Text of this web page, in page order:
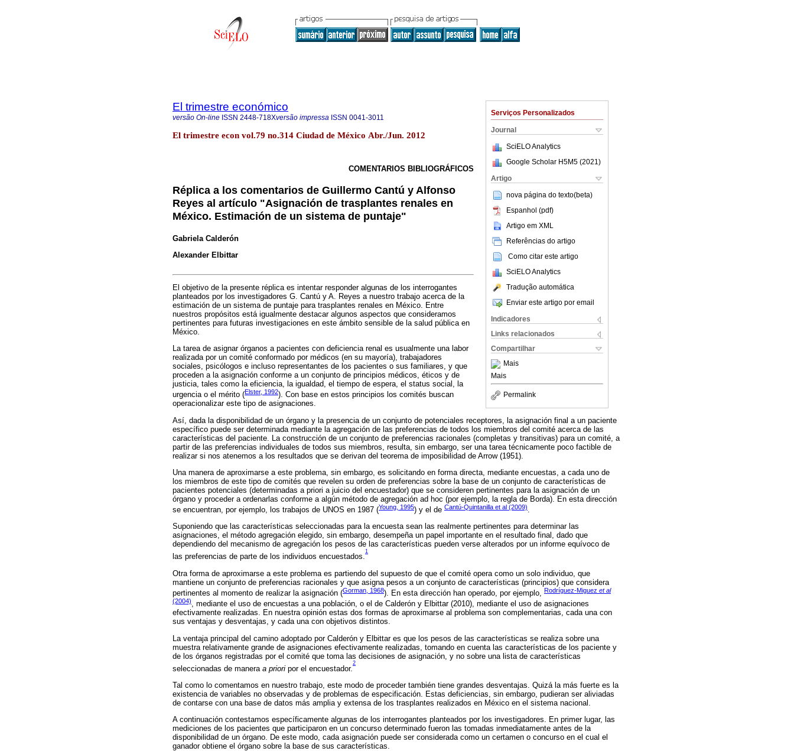
Serviços Personalizados
Journal
SciELO Analytics
Google Scholar H5M5 (2021 )
Artigo
nova página do texto(beta)
Espanhol (pdf)
Artigo em XML
Referências do artigo
Como citar este artigo
SciELO Analytics
Tradução automática
Enviar este artigo por email
Indicadores
Links relacionados
Compartilhar
Mais
Mais
Permalink
El trimestre económico
versão On-line ISSN 2448-718Xversão impressa ISSN 0041-3011
El trimestre econ vol.79 no.314 Ciudad de México Abr./Jun. 2012
COMENTARIOS BIBLIOGRÁFICOS
Réplica a los comentarios de Guillermo Cantú y Alfonso
Reyes al artículo "Asignación de trasplantes renales en
México. Estimación de un sistema de puntaje"
Gabriela Calderón
Alexander Elbittar
El objetivo de la presente réplica es intentar responder algunas de los interrogantes
planteados por los investigadores G. Cantú y A. Reyes a nuestro trabajo acerca de la
estimación de un sistema de puntaje para trasplantes renales en México. Entre
nuestros propósitos está igualmente destacar algunos aspectos que consideramos
pertinentes para futuras investigaciones en este ámbito sensible de la salud pública en
México.
La tarea de asignar órganos a pacientes con deficiencia renal es usualmente una labor
realizada por un comité conformado por médicos (en su mayoría), trabajadores
sociales, psicólogos e incluso representantes de los pacientes o sus familiares, y que
proceden a la asignación conforme a un conjunto de principios médicos, éticos y de
justicia, tales como la eficiencia, la igualdad, el tiempo de espera, el status social, la
urgencia o el mérito (Elster, 1992). Con base en estos principios los comités buscan
operacionalizar este tipo de asignaciones.
Así, dada la disponibilidad de un órgano y la presencia de un conjunto de potenciales receptores, la asignación final a un paciente
específico puede ser determinada mediante la agregación de las preferencias de todos los miembros del comité acerca de las
características del paciente. La construcción de un conjunto de preferencias racionales (completas y transitivas) para un comité, a
partir de las preferencias individuales de todos sus miembros, resulta, sin embargo, ser una tarea técnicamente poco factible de
realizar si nos atenemos a los resultados que se derivan del teorema de imposibilidad de Arrow (1951).
Una manera de aproximarse a este problema, sin embargo, es solicitando en forma directa, mediante encuestas, a cada uno de
los miembros de este tipo de comités que revelen su orden de preferencias sobre la base de un conjunto de características de
pacientes potenciales (determinadas a priori a juicio del encuestador) que se consideren pertinentes para la asignación de un
órgano y proceder a ordenarlas conforme a algún método de agregación ad hoc (por ejemplo, la regla de Borda). En esta dirección
se encuentran, por ejemplo, los trabajos de UNOS en 1987 (Young, 1995) y el de Cantú-Quintanilla et al (2009).
Suponiendo que las características seleccionadas para la encuesta sean las realmente pertinentes para determinar las
asignaciones, el método agregación elegido, sin embargo, desempeña un papel importante en el resultado final, dado que
dependiendo del mecanismo de agregación los pesos de las características pueden verse alterados por un informe equívoco de
las preferencias de parte de los individuos encuestados.
1
Otra forma de aproximarse a este problema es partiendo del supuesto de que el comité opera como un solo individuo, que
mantiene un conjunto de preferencias racionales y que asigna pesos a un conjunto de características (principios) que considera
pertinentes al momento de realizar la asignación (Gorman, 1968). En esta dirección han operado, por ejemplo, Rodríguez-Miguez et al
(2004), mediante el uso de encuestas a una población, o el de Calderón y Elbittar (2010), mediante el uso de asignaciones
efectivamente realizadas. En nuestra opinión estas dos formas de aproximarse al problema son complementarias, cada una con
sus ventajas y desventajas, y cada una con objetivos distintos.
La ventaja principal del camino adoptado por Calderón y Elbittar es que los pesos de las características se realiza sobre una
muestra relativamente grande de asignaciones efectivamente realizadas, tomando en cuenta las características de los paciente y
de los órganos registradas por el comité que toma las decisiones de asignación, y no sobre una lista de características
seleccionadas de manera a priori por el encuestador.
2
Tal como lo comentamos en nuestro trabajo, este modo de proceder también tiene grandes desventajas. Quizá la más fuerte es la
existencia de variables no observadas y de problemas de especificación. Estas deficiencias, sin embargo, pudieran ser aliviadas
de contarse con una base de datos más amplia y extensa de los trasplantes realizados en México en el sistema nacional.
A continuación contestamos específicamente algunas de los interrogantes planteados por los investigadores. En primer lugar, las
mediciones de los pacientes que participaron en un concurso determinado fueron las tomadas inmediatamente antes de la
disponibilidad de un órgano. De este modo, cada asignación puede ser considerada como un certamen o concurso en el cual el
ganador obtiene el órgano sobre la base de sus características.